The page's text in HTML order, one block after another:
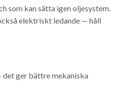
som kan sätta igen oljesystem.
elektriskt ledande — håll
det ger bättre mekaniska